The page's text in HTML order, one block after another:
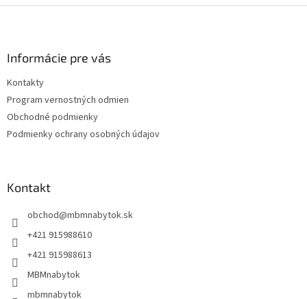
Informácie pre vás
Kontakty
Program vernostných odmien
Obchodné podmienky
Podmienky ochrany osobných údajov
Kontakt
obchod@mbmnabytok.sk
+421 915988610
+421 915988613
MBMnabytok
mbmnabytok